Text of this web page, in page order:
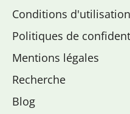
Conditions d'utilisation
Politiques de
Mentions légales
Recherche
Blog